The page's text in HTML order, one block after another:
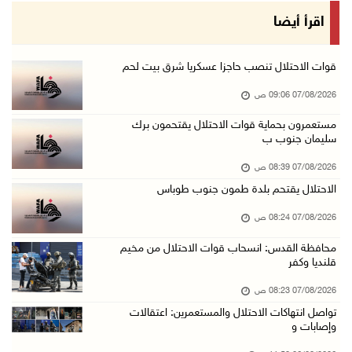
48 إصابة منذ بدء عدوان الاحتلال على مخيم قلند ...
الاحتلال يعتقل شابين من المغير
06/آب/2026 10:27 م
06/آب/2026 10:01 م
رئيس بلدية الخليل يطلع وفدا أميركيا على تطورا ...
06/آب/2026 09:59 م
إصابة مسن بجروح ورضوض إثر اعتداء جيش الاحتلال ...
06/آب/2026 09:13 م
ورشة توصي بخطة عاجلة لاستعادة التعليم الوجاهي ...
اقرأ أيضا
قوات الاحتلال تنصب حاجزا عسكريا شرق بيت لحم
07/08/2026 09:06 ص
مستعمرون بحماية قوات الاحتلال يقتحمون برك
سليمان جنوب ب
07/08/2026 08:39 ص
الاحتلال يقتحم بلدة طمون جنوب طوباس
07/08/2026 08:24 ص
محافظة القدس: انسحاب قوات الاحتلال من مخيم
قلنديا وكفر
07/08/2026 08:23 ص
تواصل انتهاكات الاحتلال والمستعمرين: اعتقالات
وإصابات و